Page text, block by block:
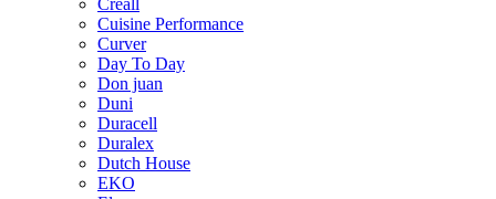
Creall
Cuisine Performance
Curver
Day To Day
Don juan
Duni
Duracell
Duralex
Dutch House
EKO